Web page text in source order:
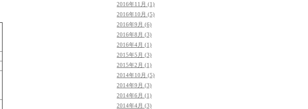
2016年11月 (1)
2016年10月 (5)
2016年9月 (6)
2016年8月 (3)
2016年4月 (1)
2015年5月 (3)
2015年2月 (1)
2014年10月 (5)
2014年9月 (3)
2014年6月 (1)
2014年4月 (3)